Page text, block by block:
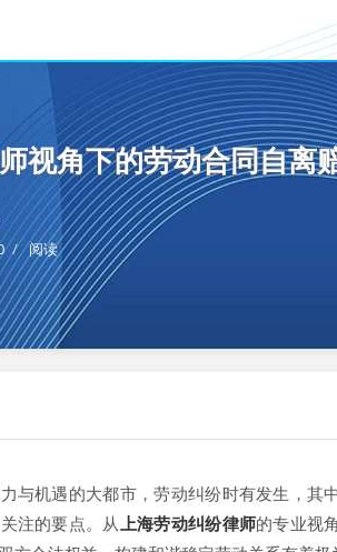
视角下的劳动合同自离
阅读
机遇的大都市，劳动纠纷时有发生，其
注的要点。从上海劳动纠纷律师的专业视